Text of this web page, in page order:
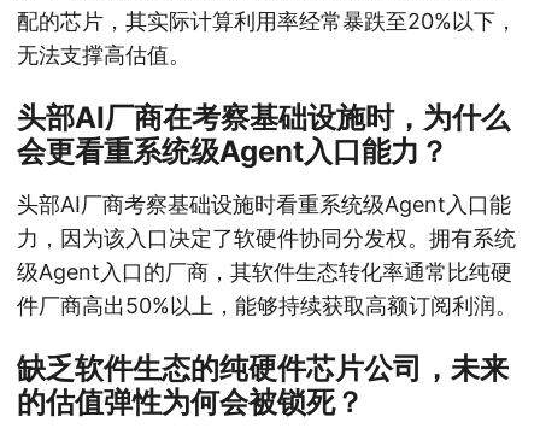
配的芯片，其实际计算利用率经常暴跌至20%以下，
无法支撑高估值。
头部AI厂商在考察基础设施时，为什么
会更看重系统级Agent入口能力？
头部AI厂商考察基础设施时看重系统级Agent入口能
力，因为该入口决定了软硬件协同分发权。拥有系统
级Agent入口的厂商，其软件生态转化率通常比纯硬
件厂商高出50%以上，能够持续获取高额订阅利润。
缺乏软件生态的纯硬件芯片公司，未来
的估值弹性为何会被锁死？